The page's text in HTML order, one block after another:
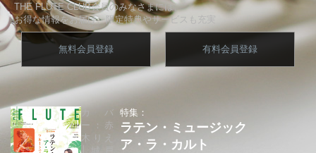
THE FLUTE CLUB会員のみなさまには、
お得な情報をお届け、限定特典やサービスも充実
無料会員登録 有料会員登録
特集：
ラテン・ミュージック
ア・ラ・カルト
カバ
ー：赤
木りえ